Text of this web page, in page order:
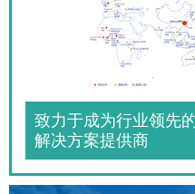
致力于成为行业领先
解决方案提供商